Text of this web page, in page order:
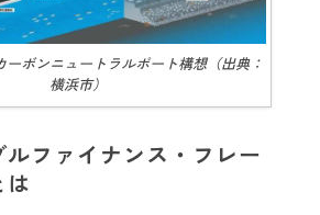
ーボンニュートラルポート構想（出典：
横浜市）
ルファイナンス・フレー
は